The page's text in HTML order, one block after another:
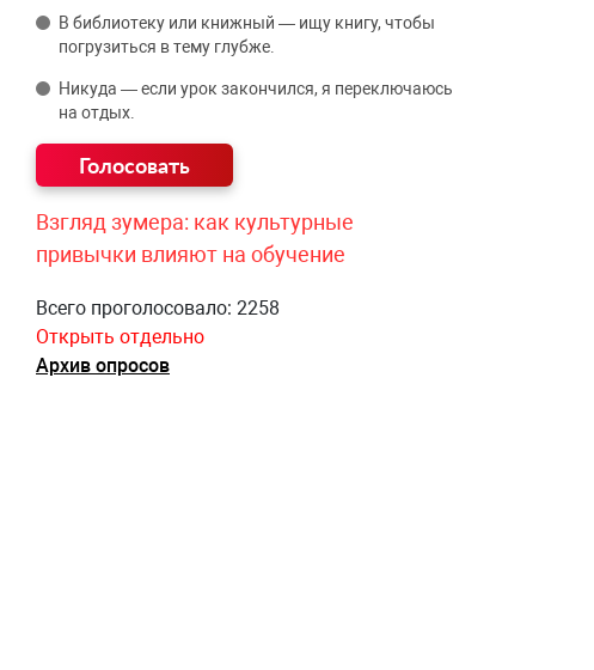
В библиотеку или книжный — ищу книгу, чтобы
погрузиться в тему глубже.
Никуда — если урок закончился, я переключаюсь
на отдых.
Взгляд зумера: как культурные
привычки влияют на обучение
Всего проголосовало: 2258
Открыть отдельно
Архив опросов